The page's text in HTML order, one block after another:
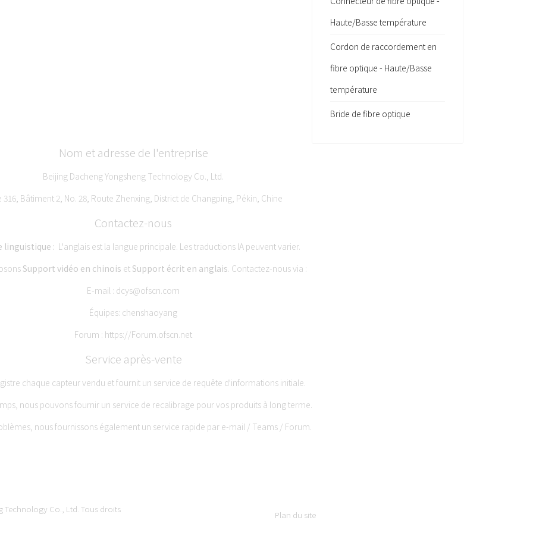
Haute/Basse température
Cordon de raccordement en
fibre optique - Haute/Basse
température
Bride de fibre optique
Nom et adresse de l'entreprise
Beijing Dacheng Yongsheng Technology Co., Ltd.
316, Bâtiment 2, No. 28, Route Zhenxing, District de Changping, Pékin, Chine
Contactez-nous
linguistique : L'anglais est la langue principale. Les traductions IA peuvent varier.
Support vidéo en chinois etSupport écrit en anglais. Contactez-nous via :
E-mail : dcys@ofscn.com
Équipes: chenshaoyang
Forum : https://Forum.ofscn.net
Service après-vente
chaque capteur vendu et fournit un service de requête d'informations initiale.
nous pouvons fournir un service de recalibrage pour vos produits à long terme.
nous fournissons également un service rapide par e-mail / Teams / Forum.
Technology Co., Ltd. Tous droits
Plan du site